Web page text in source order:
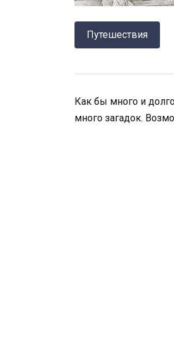
Путешествия
Как бы много и
много загадок.